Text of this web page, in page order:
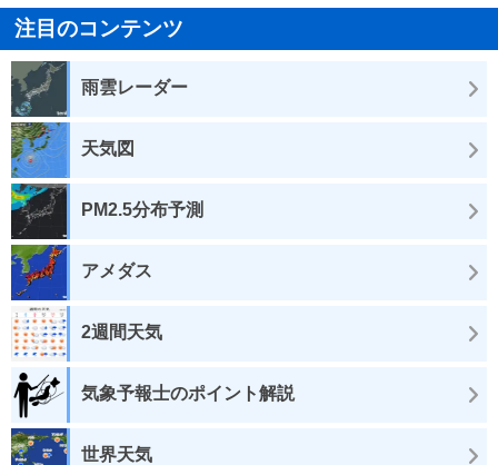
注目のコンテンツ
雨雲レーダー
天気図
PM2.5分布予測
アメダス
2週間天気
気象予報士のポイント解説
世界天気